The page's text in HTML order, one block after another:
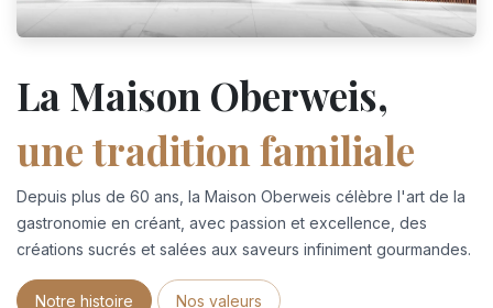
La Maison Oberweis,
une tradition familiale
Depuis plus de 60 ans, la Maison Oberweis célèbre l'art de la
gastronomie en créant, avec passion et excellence, des
créations sucrés et salées aux saveurs infiniment gourmandes.
Notre histoire Nos valeurs